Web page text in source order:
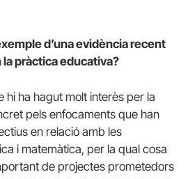
d’una evidència recent
pràctica educativa?
hi ha hagut molt interès per la
pels enfocaments que han
en relació amb les
i matemàtica, per la qual cosa
de projectes prometedors